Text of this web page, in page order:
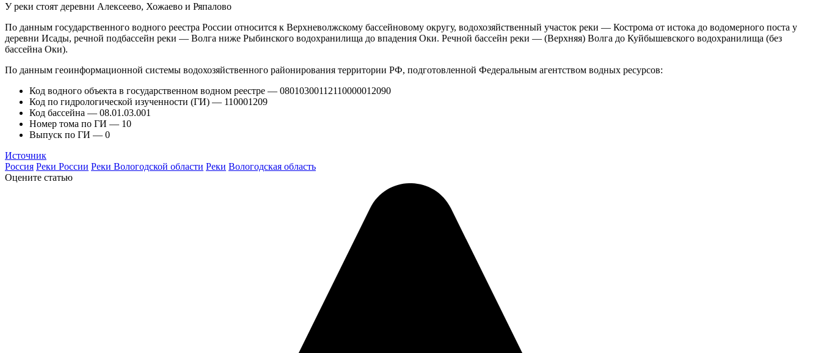
У реки стоят деревни Алексеево, Хожаево и Ряпалово
По данным государственного водного реестра России относится к Верхневолжскому бассейновому округу, водохозяйственный участок реки — Кострома от истока до водомерного поста у
деревни Исады, речной подбассейн реки — Волга ниже Рыбинского водохранилища до впадения Оки. Речной бассейн реки — (Верхняя) Волга до Куйбышевского водохранилища (без
бассейна Оки).
По данным геоинформационной системы водохозяйственного районирования территории РФ, подготовленной Федеральным агентством водных ресурсов:
Код водного объекта в государственном водном реестре — 08010300112110000012090
Код по гидрологической изученности (ГИ) — 110001209
Код бассейна — 08.01.03.001
Номер тома по ГИ — 10
Выпуск по ГИ — 0
Источник
Россия Реки России Реки Вологодской области Реки Вологодская область
Оцените статью